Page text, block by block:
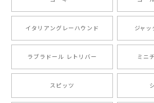
注文受領連絡が無かったのでハラハ
愛い商品が届きました！大満足です♪
イタリアングレーハウンド ジャ
ラブラドール レトリバー ミニ
スピッツ